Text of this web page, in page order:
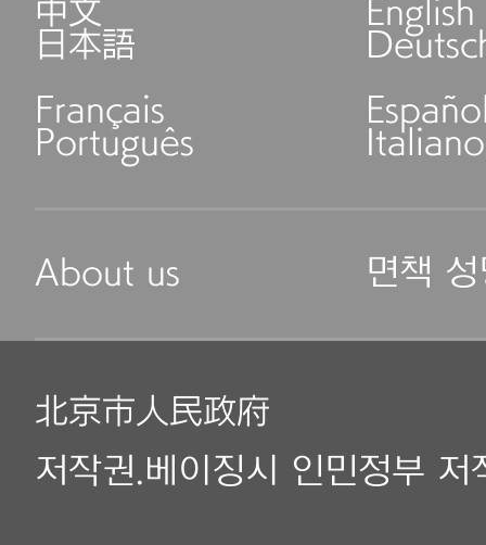
中文 English
日本語
Français
Português Italiano
About us 면책
北京市人民政府
저작권.베이징시 인민정부